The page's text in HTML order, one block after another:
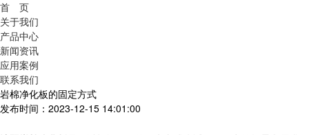
首 页
关于我们
产品中心
新闻资讯
应用案例
联系我们
岩棉净化板的固定方式
发布时间：2023-12-15 14:01:00